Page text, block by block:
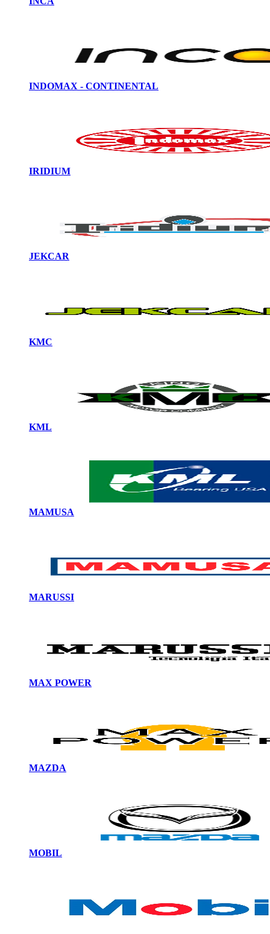
INDOMAX - CONTINENTAL
IRIDIUM
JEKCAR
KMC
KML
MAMUSA
MARUSSI
MAX POWER
MAZDA
MOBIL